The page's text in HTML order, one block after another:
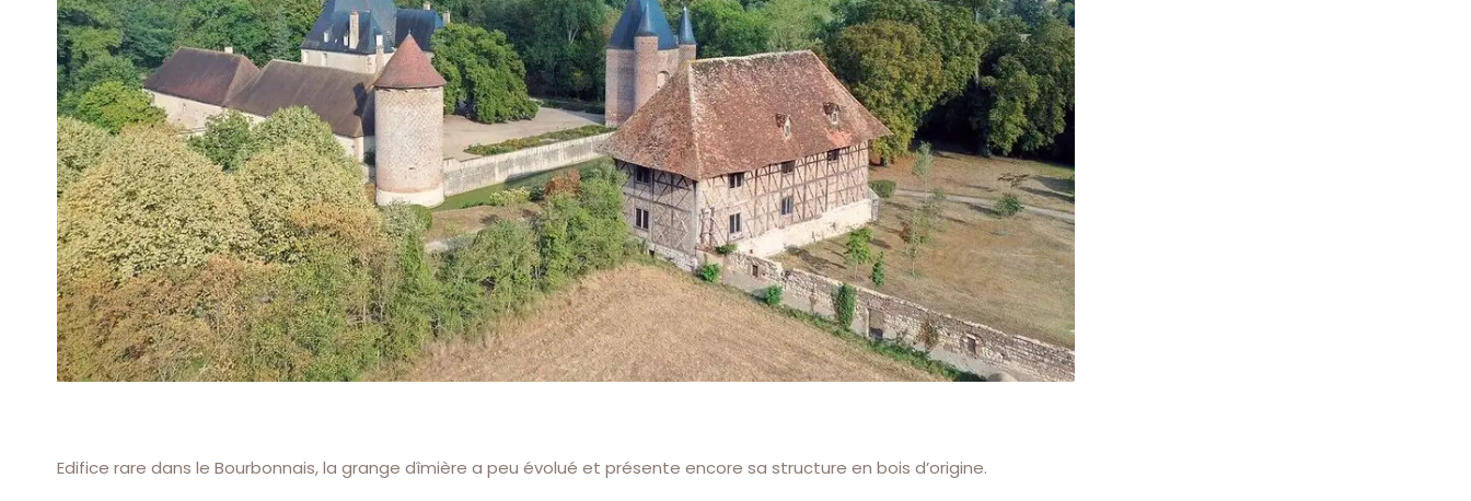
Edifice rare dans le Bourbonnais, la grange dîmière a peu évolué et présente encore sa structure en bois d’origine.